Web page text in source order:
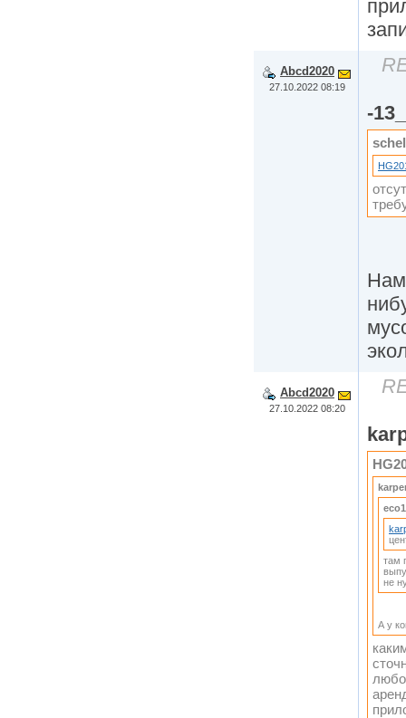
Abcd2020
27.10.2022 08:19
-13_
Нам
Abcd2020
27.10.2022 08:20
там
не
А у